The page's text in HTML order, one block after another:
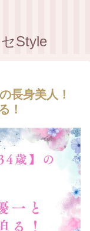
Style
長身美人！
！